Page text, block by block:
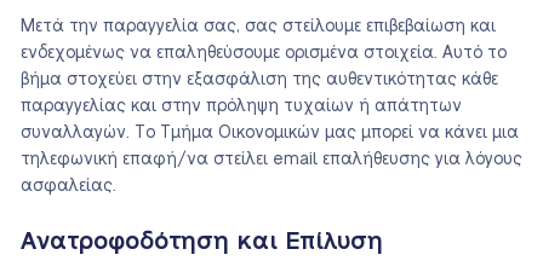
Μετά την παραγγελία σας, σας στείλουμε επιβεβαίωση και
ενδεχομένως να επαληθεύσουμε ορισμένα στοιχεία. Αυτό το
βήμα στοχεύει στην εξασφάλιση της αυθεντικότητας κάθε
παραγγελίας και στην πρόληψη τυχαίων ή απάτητων
συναλλαγών. Το Τμήμα Οικονομικών μας μπορεί να κάνει μια
τηλεφωνική επαφή/να στείλει email επαλήθευσης για λόγους
ασφαλείας.
Ανατροφοδότηση και Επίλυση